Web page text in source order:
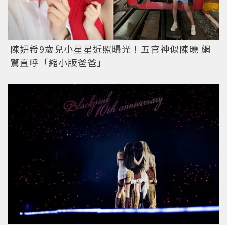
陳妍希9歲兒小星星近照曝光！五官神似陳曉 網
驚直呼「縮小版爸爸」